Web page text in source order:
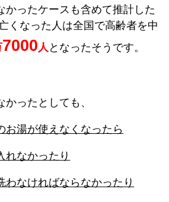
かったケースも含めて推計した
くなった人は全国で高齢者を中
7000 人 となったそうです。
ったとしても、
お湯が使えなくなったら
れなかったり
わなければならなかったり